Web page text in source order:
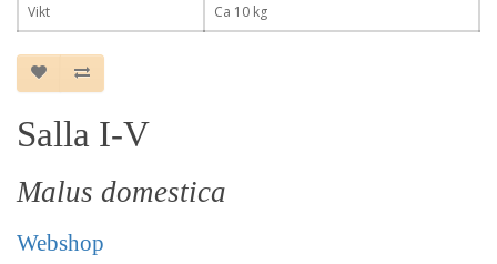
Vikt Ca 10 kg
Salla I-V
Malus domestica
Webshop